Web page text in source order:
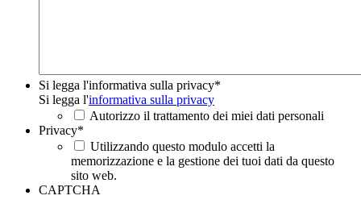
Si legga l'informativa sulla privacy*
Si legga l'informativa sulla privacy
Autorizzo il trattamento dei miei dati personali
Privacy*
Utilizzando questo modulo accetti la
memorizzazione e la gestione dei tuoi dati da questo
sito web.
CAPTCHA